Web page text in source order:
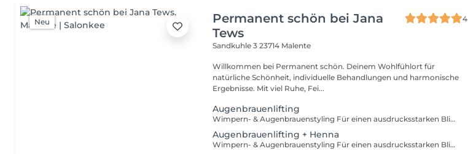
Neu
Permanent schön bei Jana
Tews
4
Sandkuhle 323714 Malente
Willkommen bei Permanent schön. Deinem Wohlfühlort für
natürliche Schönheit, individuelle Behandlungen und harmonische
Ergebnisse. Mit viel Ruhe, Fei...
Augenbrauenlifting
Wimpern- & Augenbrauenstyling Für einen ausdrucksstarken Blick und perfekt gepflegte Augenbrauen ganz ohne täglichen Aufwand. Durch Wimpern- und Augenbrauenlifting, Henna Brows sowie das Färben von Wimpern und Brauen werden Ihre natürlichen Gesichtszüge betont und optimal in Szene gesetzt. **Ideal für:** Mehr Schwung und Ausdruck Vollere, definierte Augenbrauen Helle oder lückenhafte Brauen Einen gepflegten Look rund um die Uhr Natürlich schön. Jeden Tag.
Augenbrauenlifting + Henna
Wimpern- & Augenbrauenstyling Für einen ausdrucksstarken Blick und perfekt gepflegte Augenbrauen ganz ohne täglichen Aufwand. Durch Wimpern- und Augenbrauenlifting, Henna Brows sowie das Färben von Wimpern und Brauen werden Ihre natürlichen Gesichtszüge betont und optimal in Szene gesetzt. **Ideal für:** Mehr Schwung und Ausdruck Vollere, definierte Augenbrauen Helle oder lückenhafte Brauen Einen gepflegten Look rund um die Uhr Natürlich schön. Jeden Tag.